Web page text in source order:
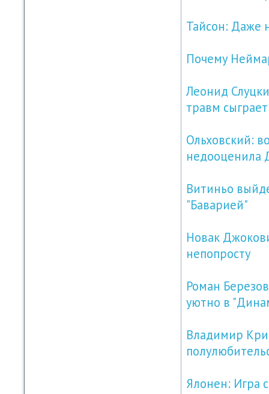
Тайсон: Даже
Почему
Леонид
травм
Ольховский:
недооценила
Витиньо
"Баварией"
Новак
непопросту
Роман
уютно в
Владимир
Ялонен: Игра